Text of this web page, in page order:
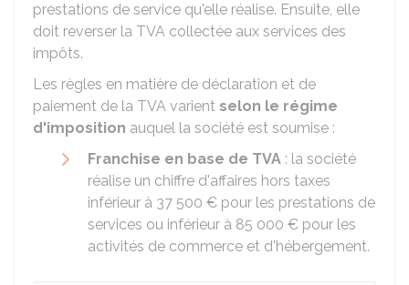
prestations de service qu'elle réalise. Ensuite, elle
doit reverser la TVA collectée aux services des
impôts.
Les règles en matière de déclaration et de
paiement de la TVA varient selon le régime
d'imposition auquel la société est soumise :
Franchise en base de TVA : la société
réalise un chiffre d'affaires hors taxes
inférieur à 37 500 € pour les prestations de
services ou inférieur à 85 000 € pour les
activités de commerce et d'hébergement.